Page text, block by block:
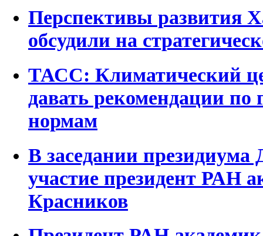
Перспективы развития
обсудили на
ТАСС: Климатический
давать рекомендации по
нормам
В заседании
участие президент РАН
Красников